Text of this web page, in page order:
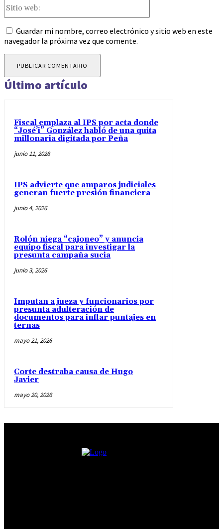
Guardar mi nombre, correo electrónico y sitio web en este
navegador la próxima vez que comente.
Último artículo
Fiscal emplaza al IPS por acta donde
“José’i” González habló de una quita
millonaria digitada por Peña
junio 11, 2026
IPS advierte que amparos judiciales
generan fuerte presión financiera
junio 4, 2026
Rolón niega “cajoneo” y anuncia
equipo fiscal para investigar la
presunta campaña sucia
junio 3, 2026
Imputan a jueza y funcionarios por
presunta adulteración de
documentos para inflar puntajes en
ternas
mayo 21, 2026
Corte destraba causa de Hugo
Javier
mayo 20, 2026